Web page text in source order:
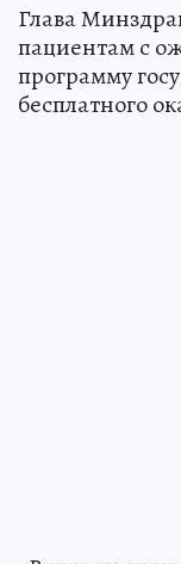
Глава
пациентам с
программу
бесплатного